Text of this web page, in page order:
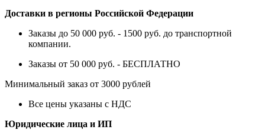
Доставки в регионы Российской Федерации
Заказы до 50 000 руб. - 1500 руб. до транспортной
компании.
Заказы от 50 000 руб. - БЕСПЛАТНО
Минимальный заказ от 3000 рублей
Все цены указаны с НДС
Юридические лица и ИП